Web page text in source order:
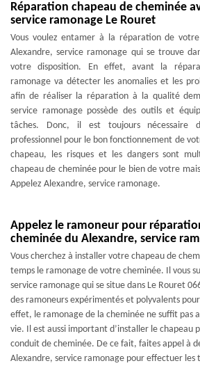
Réparation chapeau de cheminée
service ramonage Le Rouret
Vous voulez entamer à la réparation de
Alexandre, service ramonage qui se trouve
votre disposition. En effet, avant la
ramonage va détecter les anomalies et les
afin de réaliser la réparation à la qualité
service ramonage possède des outils et
tâches. Donc, il est toujours nécessaire
professionnel pour le bon fonctionnement de
chapeau, les risques et les dangers sont
chapeau de cheminée pour le bien de votre
Appelez Alexandre, service ramonage.
Appelez le ramoneur pour
cheminée du Alexandre, service
Vous cherchez à installer votre chapeau de
temps le ramonage de votre cheminée. Il vous
service ramonage qui se situe dans Le Rouret
des ramoneurs expérimentés et polyvalents
effet, le ramonage de la cheminée ne suffit pas
vie. Il est aussi important d’installer le chapeau
conduit de cheminée. De ce fait, faites appel à
Alexandre, service ramonage pour effectuer les